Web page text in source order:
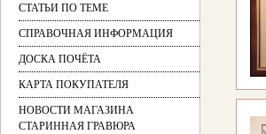
СТАТЬИ ПО ТЕМЕ
СПРАВОЧНАЯ ИНФОРМАЦИЯ
ДОСКА ПОЧЁТА
КАРТА ПОКУПАТЕЛЯ
НОВОСТИ МАГАЗИНА
СТАРИННАЯ ГРАВЮРА